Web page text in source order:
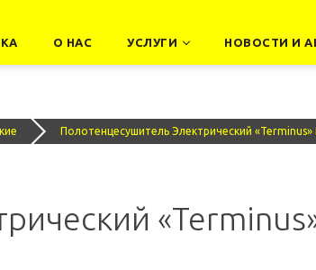
О НАС УСЛУГИ НОВОСТИ И
Полотенцесушитель Электрический